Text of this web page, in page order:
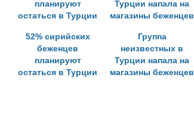
52% сирийских
беженцев
планируют
остаться в Турции
Группа
неизвестных в
Турции напала на
магазины беженцев